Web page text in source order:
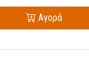
Αγορά